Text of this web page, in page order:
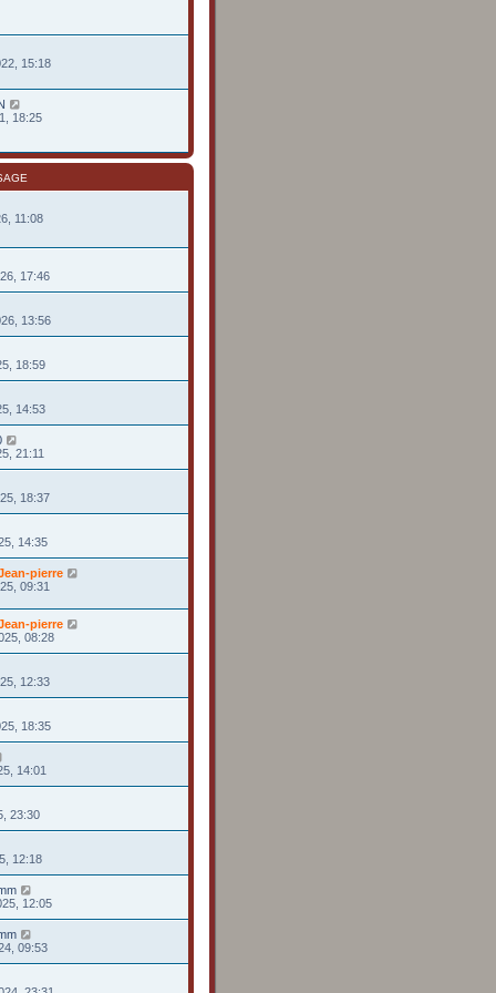
15:18
18:25
11:08
17:46
13:56
18:59
14:53
21:11
18:37
14:35
pierre
09:31
pierre
08:28
12:33
18:35
14:01
23:30
12:18
12:05
09:53